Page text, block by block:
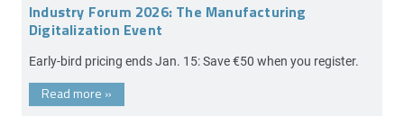
Industry Forum 2026: The Manufacturing
Digitalization Event
Early-bird pricing ends Jan. 15: Save €50 when you register.
Read more »